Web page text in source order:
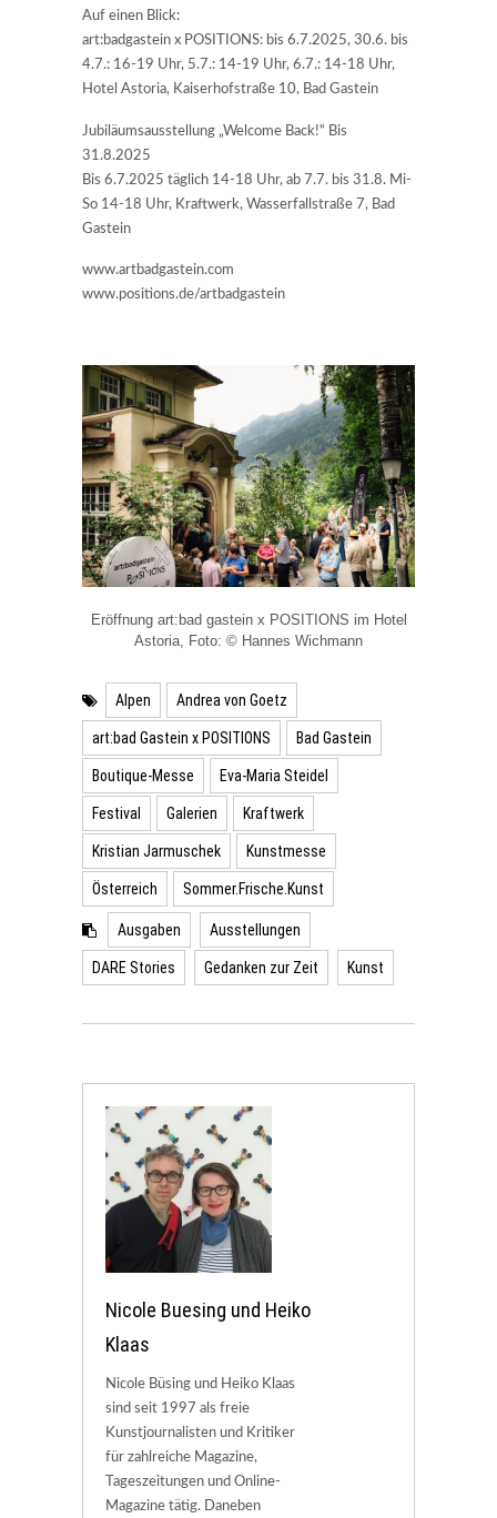
Auf einen Blick:
art:badgastein x POSITIONS: bis 6.7.2025, 30.6. bis
4.7.: 16-19 Uhr, 5.7.: 14-19 Uhr, 6.7.: 14-18 Uhr,
Hotel Astoria, Kaiserhofstraße 10, Bad Gastein
Jubiläumsausstellung „Welcome Back!“ Bis
31.8.2025
Bis 6.7.2025 täglich 14-18 Uhr, ab 7.7. bis 31.8. Mi-
So 14-18 Uhr, Kraftwerk, Wasserfallstraße 7, Bad
Gastein
www.artbadgastein.com
www.positions.de/artbadgastein
Eröffnung art:bad gastein x POSITIONS im Hotel
Astoria, Foto: © Hannes Wichmann
Alpen Andrea von Goetz
art:bad Gastein x POSITIONS Bad Gastein
Boutique-Messe Eva-Maria Steidel
Festival Galerien Kraftwerk
Kristian Jarmuschek Kunstmesse
Österreich Sommer.Frische.Kunst
Ausgaben Ausstellungen
DARE Stories Gedanken zur Zeit Kunst
Nicole Buesing und Heiko
Klaas
Nicole Büsing und Heiko Klaas
sind seit 1997 als freie
Kunstjournalisten und Kritiker
für zahlreiche Magazine,
Tageszeitungen und Online-
Magazine tätig. Daneben